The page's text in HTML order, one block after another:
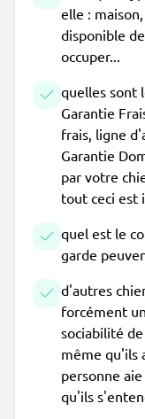
elle :
disponible
occuper...
quelles sont
Garantie
frais, ligne
Garantie
par votre
tout ceci est
quel est le
garde
d'autres
forcément
sociabilité
même qu'ils
personne
qu'ils